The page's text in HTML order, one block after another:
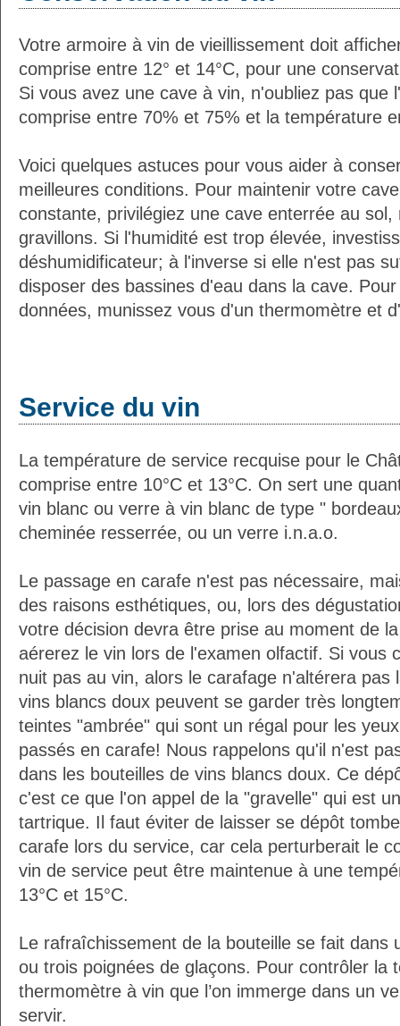
Votre armoire à vin de vieillissement doit
comprise entre 12° et 14°C, pour une
Si vous avez une cave à vin, n'oubliez pas que
comprise entre 70% et 75% et la température
Voici quelques astuces pour vous aider à
meilleures conditions. Pour maintenir votre
constante, privilégiez une cave enterrée au
gravillons. Si l'humidité est trop élevée,
déshumidificateur; à l'inverse si elle n'est pas
disposer des bassines d'eau dans la cave.
données, munissez vous d'un thermomètre et
Service du vin
La température de service recquise pour le
comprise entre 10°C et 13°C. On sert une
vin blanc ou verre à vin blanc de type "
cheminée resserrée, ou un verre i.n.a.o.
Le passage en carafe n'est pas nécessaire,
des raisons esthétiques, ou, lors des
votre décision devra être prise au moment de
aérerez le vin lors de l'examen olfactif. Si vous
nuit pas au vin, alors le carafage n'altérera pas
vins blancs doux peuvent se garder très
teintes "ambrée" qui sont un régal pour les
passés en carafe! Nous rappelons qu'il n'est
dans les bouteilles de vins blancs doux. Ce
c'est ce que l'on appel de la "gravelle" qui est
tartrique. Il faut éviter de laisser se dépôt
carafe lors du service, car cela perturberait le
vin de service peut être maintenue à une
13°C et 15°C.
Le rafraîchissement de la bouteille se fait dans
ou trois poignées de glaçons. Pour contrôler la
thermomètre à vin que l’on immerge dans un
servir.